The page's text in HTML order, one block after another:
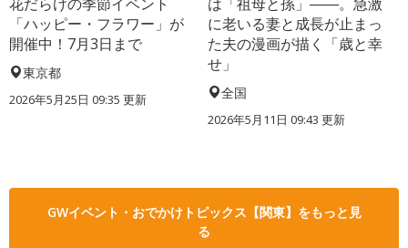
「ハッピー・フラワー」が
開催中！7月3日まで
東京都
2026年5月25日 09:35 更新
に老いる妻と成長が止まっ
た夫の漫画が描く「歳と幸
せ」
全国
2026年5月11日 09:43 更新
GWイベント・おでかけトピックス【関東】をもっと見
る